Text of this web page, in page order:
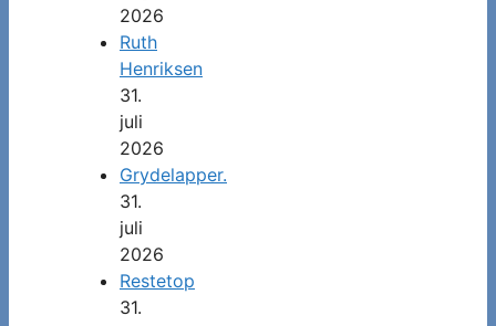
2026
Ruth
Henriksen
31.
juli
2026
Grydelapper.
31.
juli
2026
Restetop
31.